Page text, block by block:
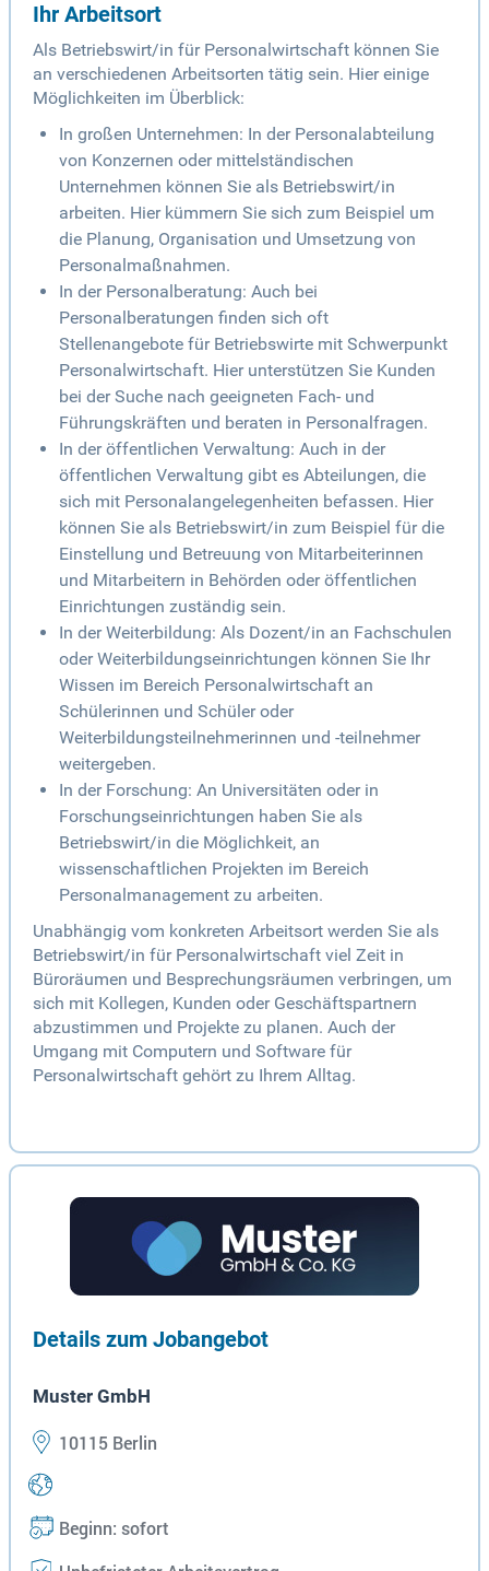
Ihr Arbeitsort
Als Betriebswirt/in für Personalwirtschaft können Sie
an verschiedenen Arbeitsorten tätig sein. Hier einige
Möglichkeiten im Überblick:
In großen Unternehmen: In der Personalabteilung
von Konzernen oder mittelständischen
Unternehmen können Sie als Betriebswirt/in
arbeiten. Hier kümmern Sie sich zum Beispiel um
die Planung, Organisation und Umsetzung von
Personalmaßnahmen.
In der Personalberatung: Auch bei
Personalberatungen finden sich oft
Stellenangebote für Betriebswirte mit Schwerpunkt
Personalwirtschaft. Hier unterstützen Sie Kunden
bei der Suche nach geeigneten Fach- und
Führungskräften und beraten in Personalfragen.
In der öffentlichen Verwaltung: Auch in der
öffentlichen Verwaltung gibt es Abteilungen, die
sich mit Personalangelegenheiten befassen. Hier
können Sie als Betriebswirt/in zum Beispiel für die
Einstellung und Betreuung von Mitarbeiterinnen
und Mitarbeitern in Behörden oder öffentlichen
Einrichtungen zuständig sein.
In der Weiterbildung: Als Dozent/in an Fachschulen
oder Weiterbildungseinrichtungen können Sie Ihr
Wissen im Bereich Personalwirtschaft an
Schülerinnen und Schüler oder
Weiterbildungsteilnehmerinnen und -teilnehmer
weitergeben.
In der Forschung: An Universitäten oder in
Forschungseinrichtungen haben Sie als
Betriebswirt/in die Möglichkeit, an
wissenschaftlichen Projekten im Bereich
Personalmanagement zu arbeiten.
Unabhängig vom konkreten Arbeitsort werden Sie als
Betriebswirt/in für Personalwirtschaft viel Zeit in
Büroräumen und Besprechungsräumen verbringen, um
sich mit Kollegen, Kunden oder Geschäftspartnern
abzustimmen und Projekte zu planen. Auch der
Umgang mit Computern und Software für
Personalwirtschaft gehört zu Ihrem Alltag.
Details zum Jobangebot
Muster GmbH
10115 Berlin
Beginn: sofort